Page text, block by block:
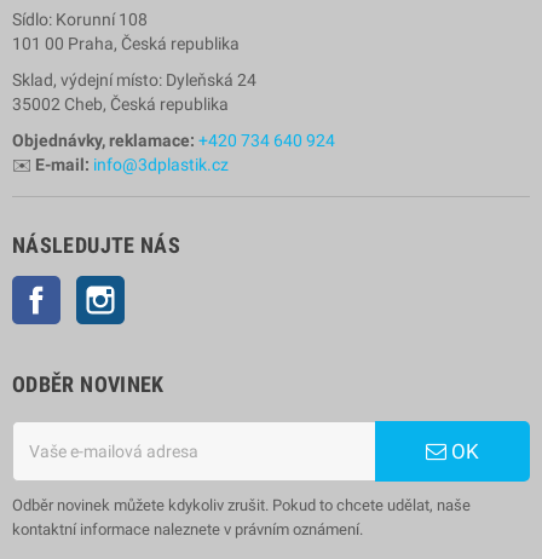
Sídlo: Korunní 108
101 00 Praha, Česká republika
Sklad, výdejní místo: Dyleňská 24
35002 Cheb, Česká republika
Objednávky, reklamace: +420 734 640 924
✉️ E-mail: info@3dplastik.cz
NÁSLEDUJTE NÁS
Facebook
ODBĚR NOVINEK
OK
Odběr novinek můžete kdykoliv zrušit. Pokud to chcete udělat, naše
kontaktní informace naleznete v právním oznámení.